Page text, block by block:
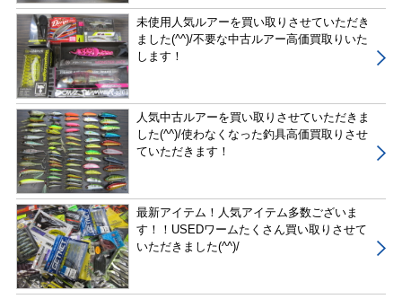
未使用人気ルアーを買い取りさせていただき
ました(^^)/不要な中古ルアー高価買取りいた
します！
人気中古ルアーを買い取りさせていただきま
した(^^)/使わなくなった釣具高価買取りさせ
ていただきます！
最新アイテム！人気アイテム多数ございま
す！！USEDワームたくさん買い取りさせて
いただきました(^^)/